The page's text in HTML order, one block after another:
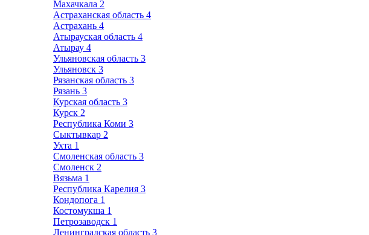
Махачкала 2
Астраханская область 4
Астрахань 4
Атырауская область 4
Атырау 4
Ульяновская область 3
Ульяновск 3
Рязанская область 3
Рязань 3
Курская область 3
Курск 2
Республика Коми 3
Сыктывкар 2
Ухта 1
Смоленская область 3
Смоленск 2
Вязьма 1
Республика Карелия 3
Кондопога 1
Костомукша 1
Петрозаводск 1
Ленинградская область 3